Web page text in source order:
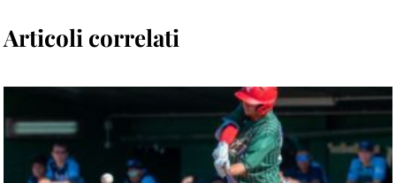
Articoli correlati